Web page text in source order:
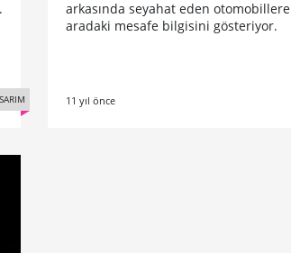
arkasında seyahat eden otomobillere
aradaki mesafe bilgisini gösteriyor.
11 yıl önce